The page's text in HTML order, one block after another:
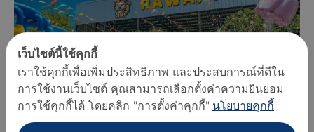
เว็บไซต์นี้ใช้คุกกี้
เราใช้คุกกี้เพื่อเพิ่มประสิทธิภาพ และประสบการณ์ที่ดีใน
การใช้งานเว็บไซต์ คุณสามารถเลือกตั้งค่าความยินยอม
การใช้คุกกี้ได้ โดยคลิก "การตั้งค่าคุกกี้" นโยบายคุกกี้